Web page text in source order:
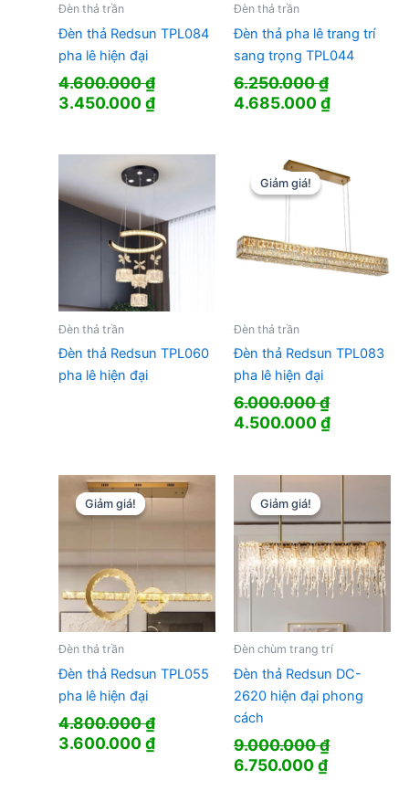
Đèn thả trần
Đèn thả Redsun TPL084
pha lê hiện đại
4.600.000₫
Giá
4.600.000 ₫.
3.450.000₫Giá
là:
3.450.000 ₫.
Đèn thả trần
Đèn thả pha lê trang trí
sang trọng TPL044
6.250.000₫
Giá
6.250.000 ₫.
4.685.000₫Giá
Đèn thả trần
Đèn thả Redsun TPL060
pha lê hiện đại
Giảm giá!
Giảm giá!
Đèn thả trần
Đèn thả Redsun TPL083
pha lê hiện đại
6.000.000₫
Giá
4.500.000₫Giá
Giảm giá!
Giảm giá!
Đèn thả trần
Đèn thả Redsun TPL055
pha lê hiện đại
4.800.000₫
Giá
3.600.000₫Giá
Giảm giá!
Giảm giá!
Đèn chùm trang trí
Đèn thả Redsun DC-
2620 hiện đại phong
cách
9.000.000₫
Giá
6.750.000₫Giá